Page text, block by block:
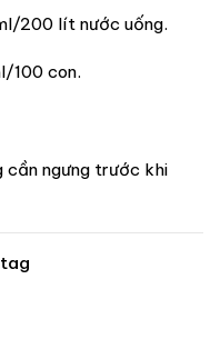
200 lít nước uống.
100 con.
cần ngưng trước khi